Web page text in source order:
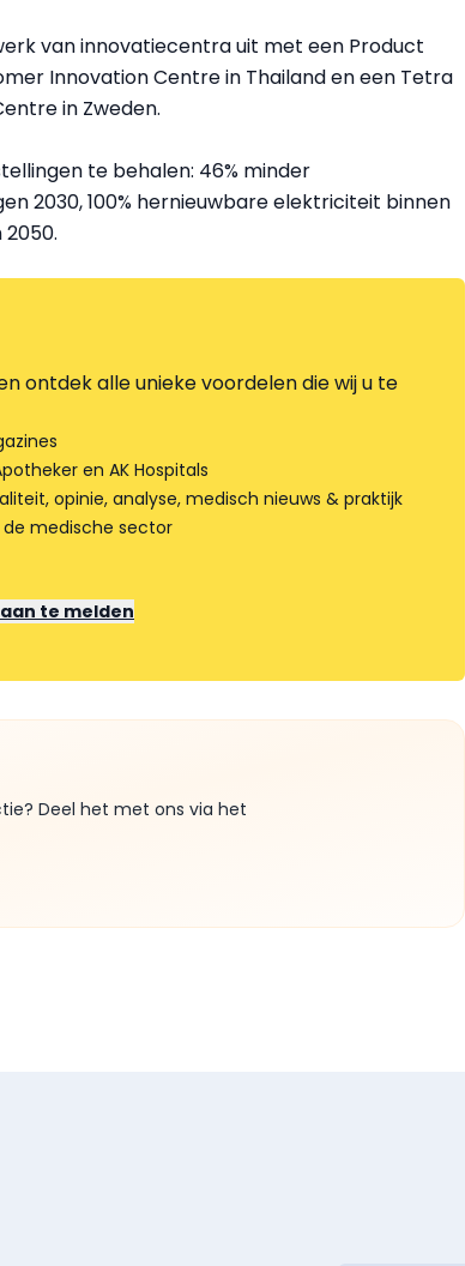
van innovatiecentra uit met een Product
Innovation Centre in Thailand en een Tetra
in Zweden.
te behalen: 46% minder
2030, 100% hernieuwbare elektriciteit binnen
ontdek alle unieke voordelen die wij u te
en AK Hospitals
opinie, analyse, medisch nieuws & praktijk
medische sector
te melden
Deel het met ons via het